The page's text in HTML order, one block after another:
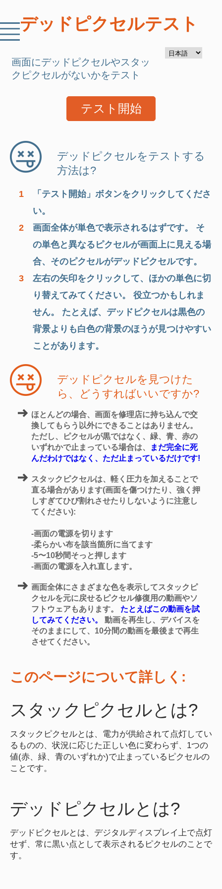
デッドピクセルテスト
画面にデッドピクセルやスタッ
クピクセルがないかをテスト
テスト開始
デッドピクセルをテストする
方法は?
1
「テスト開始」ボタンをクリックしてくださ
い。
2
画面全体が単色で表示されるはずです。 そ
の単色と異なるピクセルが画面上に見える場
合、そのピクセルがデッドピクセルです。
3
左右の矢印をクリックして、ほかの単色に切
り替えてみてください。 役立つかもしれま
せん。 たとえば、デッドピクセルは黒色の
背景よりも白色の背景のほうが見つけやすい
ことがあります。
デッドピクセルを見つけた
ら、どうすればいいですか?
ほとんどの場合、画面を修理店に持ち込んで交
換してもらう以外にできることはありません。
ただし、ピクセルが黒ではなく、緑、青、赤の
いずれかで止まっている場合は、
まだ完全に死
んだわけではなく、ただ止まっているだけです!
スタックピクセルは、軽く圧力を加えることで
直る場合があります(画面を傷つけたり、強く押
しすぎてひび割れさせたりしないように注意し
てください):
-画面の電源を切ります
-柔らかい布を該当箇所に当てます
-5〜10秒間そっと押します
-画面の電源を入れ直します。
画面全体にさまざまな色を表示してスタックピ
クセルを元に戻せる ピクセル修復用の動画やソ
フトウェアもあります。 たとえばこの動画を試
してみてください。
動画を再生し、デバイスを
そのままにして、10分間の動画を最後まで再生
させてください。
このページについて詳しく:
スタックピクセルとは?
スタックピクセルとは、電力が供給されて点灯してい
るものの、状況に応じた正しい色に変わらず、1つの
値(赤、緑、青のいずれか)で止まっているピクセルの
ことです。
デッドピクセルとは?
デッドピクセルとは、デジタルディスプレイ上で点灯
せず、常に黒い点として表示されるピクセルのことで
す。